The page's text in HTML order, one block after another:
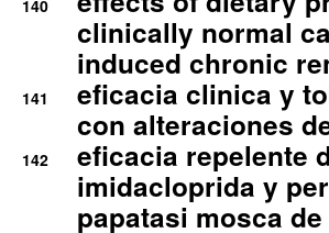
140
clinically normal
induced chronic
141
eficacia clinica y
con alteraciones
142
eficacia repelente
imidacloprida y
papatasi mosca